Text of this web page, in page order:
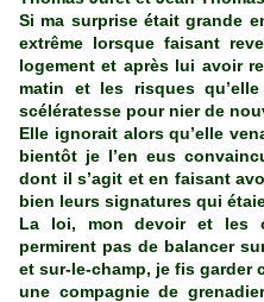
Si ma surprise était grande
extrême lorsque faisant
logement et après lui avoir
matin et les risques
scélératesse pour nier de
Elle ignorait alors qu’elle
bientôt je l’en eus
dont il s’agit et en faisant
bien leurs signatures qui
La loi, mon devoir et les
permirent pas de balancer
et sur-le-champ, je fis garder
une compagnie de